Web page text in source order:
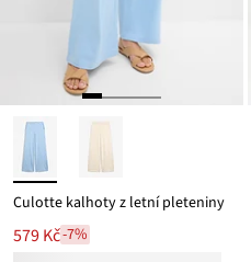
Culotte kalhoty z letní pleteniny
579 Kč-7%